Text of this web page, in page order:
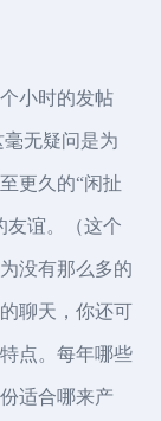
小时的发帖
无疑问是为
更久的“闲扯
友谊。（这个
没有那么多的
聊天，你还可
点。每年哪些
适合哪来产